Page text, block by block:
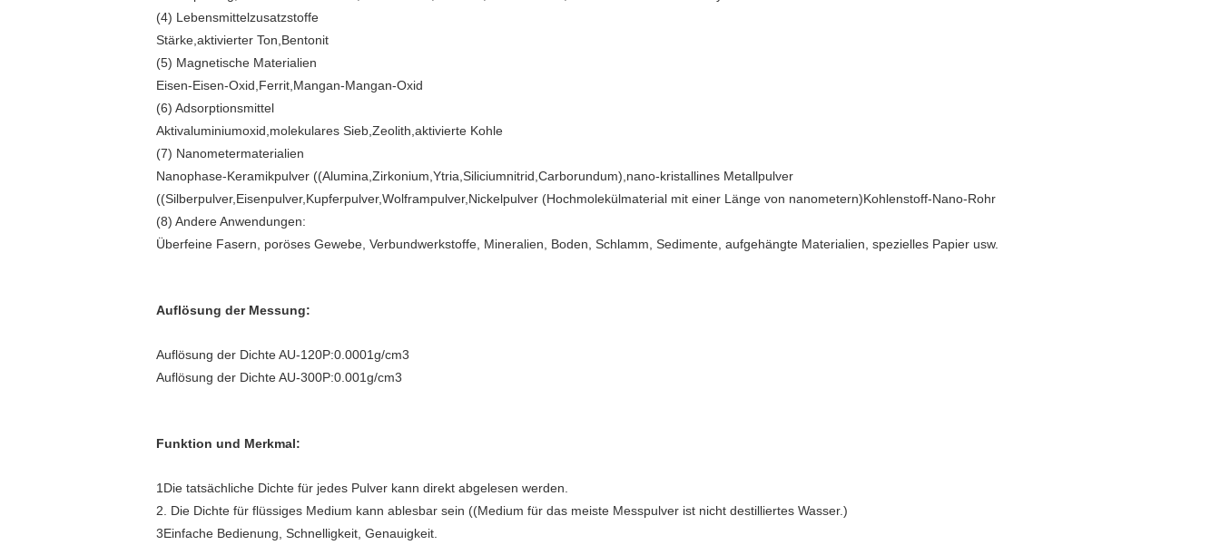
(4) Lebensmittelzusatzstoffe
Stärke,aktivierter Ton,Bentonit
(5) Magnetische Materialien
Eisen-Eisen-Oxid,Ferrit,Mangan-Mangan-Oxid
(6) Adsorptionsmittel
Aktivaluminiumoxid,molekulares Sieb,Zeolith,aktivierte Kohle
(7) Nanometermaterialien
Nanophase-Keramikpulver ((Alumina,Zirkonium,Ytria,Siliciumnitrid,Carborundum),nano-kristallines Metallpulver
((Silberpulver,Eisenpulver,Kupferpulver,Wolframpulver,Nickelpulver (Hochmolekülmaterial mit einer Länge von nanometern)Kohlenstoff-Nano-Rohr
(8) Andere Anwendungen:
Überfeine Fasern, poröses Gewebe, Verbundwerkstoffe, Mineralien, Boden, Schlamm, Sedimente, aufgehängte Materialien, spezielles Papier usw.
Auflösung der Messung:
Auflösung der Dichte AU-120P:0.0001g/cm3
Auflösung der Dichte AU-300P:0.001g/cm3
Funktion und Merkmal:
1Die tatsächliche Dichte für jedes Pulver kann direkt abgelesen werden.
2. Die Dichte für flüssiges Medium kann ablesbar sein ((Medium für das meiste Messpulver ist nicht destilliertes Wasser.)
3Einfache Bedienung, Schnelligkeit, Genauigkeit.